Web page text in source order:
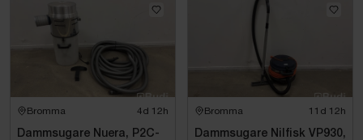
Bromma 4d 12h
Dammsugare Nuera, P2C-
Bromma 11d 12h
Dammsugare Nilfisk VP930,